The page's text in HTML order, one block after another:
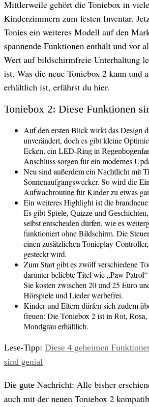
© tonies
Mittlerweile gehört die Toniebox in
Kinderzimmern zum festen Inventar.
Tonies ein weiteres Modell auf den
spannende Funktionen enthält und vor
Wert auf bildschirmfreie Unterhaltung
ist. Was die neue Toniebox 2 kann und
erhältlich ist, erfährst du hier.
Toniebox 2: Diese Funktionen
Auf den ersten Blick wirkt das Design
unverändert, doch es gibt kleine
Ecken, ein LED-Ring in
Anschluss sorgen für ein modernes
Neu sind außerdem ein Nachtlicht mit
Sonnenaufgangswecker. So wird die
Aufwachroutine für Kinder zu etwas
Ein weiteres Highlight ist die
Es gibt Spiele, Quizze und Geschichten
selbst entscheiden dürfen, wie es
funktioniert ohne Bildschirm. Die
einen zusätzlichen Tonieplay-
gesteckt wird.
Zum Start gibt es zwölf verschiedene
darunter beliebte Titel wie „Paw
Sie kosten zwischen 20 und 25 Euro
Hörspiele und Lieder werbefrei.
Kinder und Eltern dürfen sich zudem
freuen: Die Toniebox 2 ist in Rot,
Mondgrau erhältlich.
Lese-Tipp: Diese 4 geheimen
sind genial
Die gute Nachricht: Alle bisher
auch mit der neuen Toniebox 2